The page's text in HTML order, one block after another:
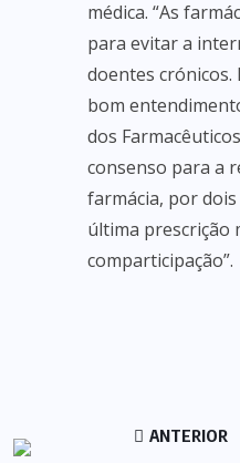
médica. “As
para evitar a
doentes crónicos.
bom
dos
consenso para a
farmácia, por
última prescrição
comparticipação”.
ANTERIOR